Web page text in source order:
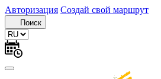
Авторизация Создай свой маршрут
Поиск